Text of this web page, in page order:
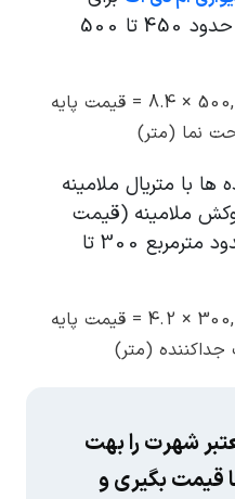
نمای هر متر مربع چیزی حدود 450 تا 500
(تومان) 4,200,000 = 500,000 × 8.4 = قیمت پایه
نما (متر)
با متریال ملامینه
ملامینه (قیمت
روز این متریال چیزی حدود مترمربع 300 تا
(تومان) 1,260,000 = 300,000 × 4.2 = قیمت پایه
(متر)
شهرت را بهت
قیمت بگیری و